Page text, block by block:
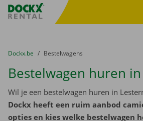
Fratello DEMO
U bevindt zich hier:
van
Dockx.be naar
Bestelwagens
Bestelwagen huren
Wil je een bestelwagen huren in
Dockx heeft een ruim aanbod
opties en kies welke bestelwagen